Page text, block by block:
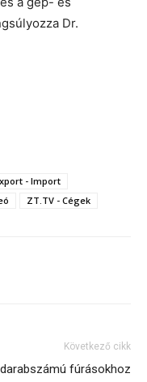
Dr.
- Import
ZT.TV - Cégek
Következő cikk
fúrásokhoz